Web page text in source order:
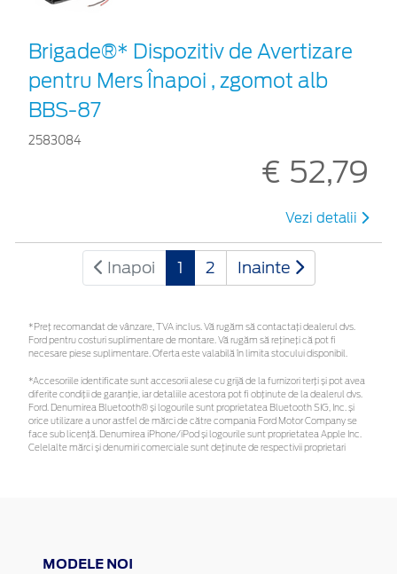
Brigade®* Dispozitiv de Avertizare
pentru Mers Înapoi , zgomot alb
BBS-87
2583084
€ 52,79
Vezi detalii
Inapoi 1 2 Inainte
*Preţ recomandat de vânzare, TVA inclus. Vă rugăm să contactaţi dealerul dvs.
Ford pentru costuri suplimentare de montare. Vă rugăm să rețineți că pot fi
necesare piese suplimentare. Oferta este valabilă în limita stocului disponibil.
*Accesoriile identificate sunt accesorii alese cu grijă de la furnizori terți și pot avea
diferite condiții de garanție, iar detaliile acestora pot fi obținute de la dealerul dvs.
Ford. Denumirea Bluetooth® și logourile sunt proprietatea Bluetooth SIG, Inc. și
orice utilizare a unor astfel de mărci de către compania Ford Motor Company se
face sub licență. Denumirea iPhone/iPod și logourile sunt proprietatea Apple Inc.
Celelalte mărci și denumiri comerciale sunt deținute de respectivii proprietari
MODELE NOI